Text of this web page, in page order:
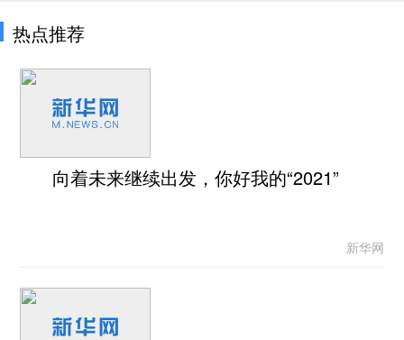
热点推荐
向着未来继续出发，你好我的“2021”
新华网